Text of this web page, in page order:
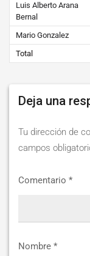
Luis Alberto Arana
Bernal
Mario Gonzalez
Total
Deja una
Tu dirección de
campos
Comentario *
Nombre *